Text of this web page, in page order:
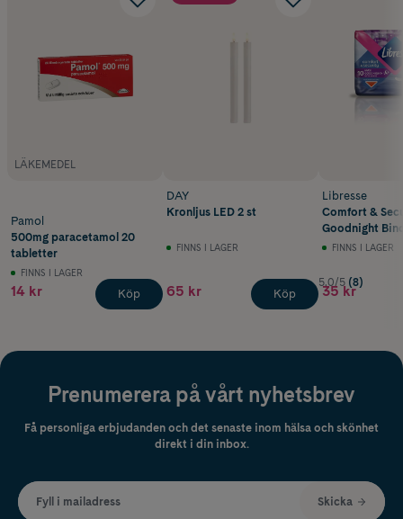
LÄKEMEDEL
Pamol
500mg paracetamol 20
tabletter
FINNS I LAGER
14 kr Köp
DAY
Kronljus LED 2 st
FINNS I LAGER
65 kr Köp
Libresse
Comfort &
Goodnight
FINNS I LAGER
5.0/5 (8)
35 kr
Prenumerera på vårt nyhetsbrev
Få personliga erbjudanden och det senaste inom hälsa och skönhet
direkt i din inbox.
Fyll i mailadress Skicka